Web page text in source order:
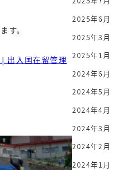
す。
出入国在留管理
2025年6月
2025年3月
2025年1月
2024年6月
2024年5月
2024年4月
2024年3月
2024年2月
2024年1月